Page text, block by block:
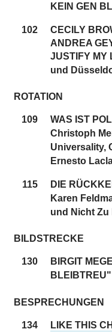
KEIN GEN
102
CECILY
ANDREA
JUSTIFY MY
und
ROTATION
109 WAS IST
Christoph
Universality,
Ernesto
115 DIE
Karen
und Nicht Zu
BILDSTRECKE
130
BIRGIT
BLEIBTREU"
BESPRECHUNGEN
134
LIKE THIS